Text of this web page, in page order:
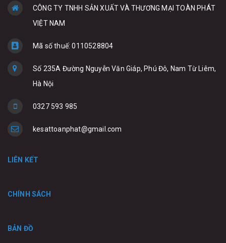
CÔNG TY TNHH SẢN XUẤT VÀ THƯƠNG MẠI TOÀN PHÁT
VIỆT NAM
Mã số thuế: 0110528804
Số 235A Đường Nguyễn Văn Giáp, Phú Đô, Nam Từ Liêm,
Hà Nội
0327 593 985
kesattoanphat@gmail.com
LIÊN KẾT
CHÍNH SÁCH
BẢN ĐỒ